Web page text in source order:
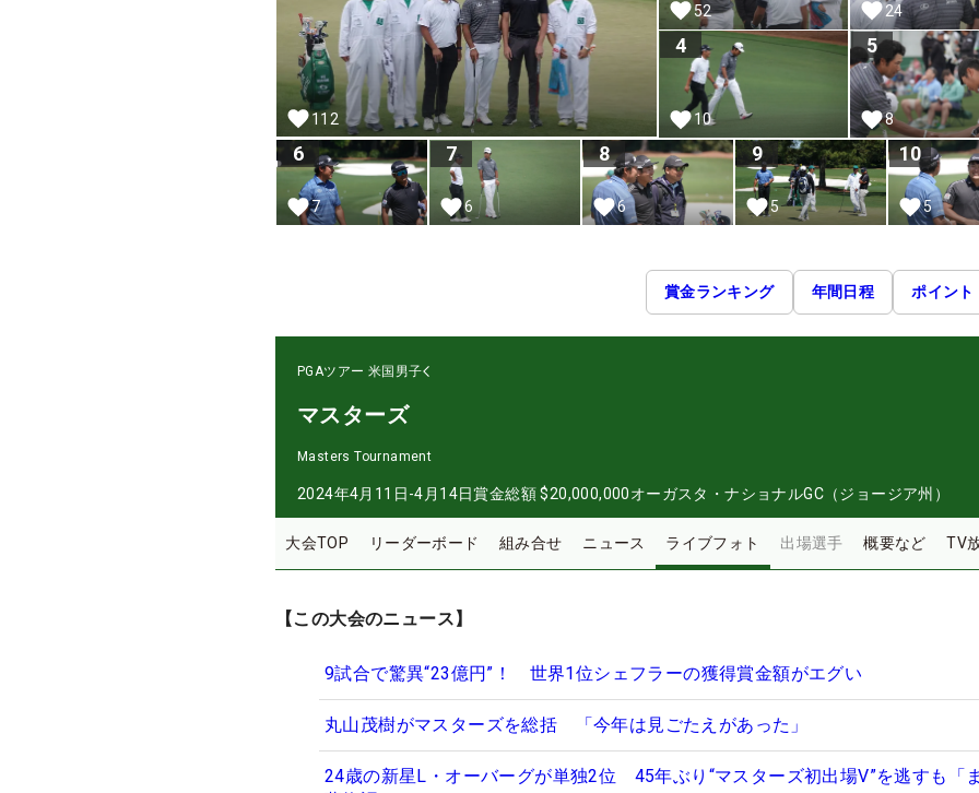
112
52 24
4
10
5
8
6
7
7
6
8
6
9
5
10
5
賞金ランキング 年間日程 ポイント
PGAツアー 米国男子
マスターズ
Masters Tournament
2024年4月11日-4月14日賞金総額 $20,000,000オーガスタ・ナショナルGC（ジョージア州）
大会TOP リーダーボード 組み合せ ニュース ライブフォト 出場選手 概要など TV
【この大会のニュース】
9試合で驚異“23億円”！ 世界1位シェフラーの獲得賞金額がエグい
丸山茂樹がマスターズを総括 「今年は見ごたえがあった」
24歳の新星L・オーバーグが単独2位 45年ぶり“マスターズ初出場V”を逃すも「